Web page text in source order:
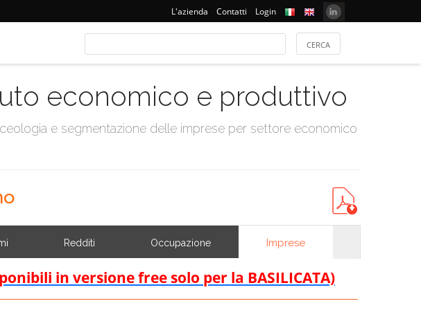
L'azienda Contatti Login
economico e produttivo
e segmentazione delle imprese per settore economico
Redditi Occupazione Imprese
in versione free solo per la BASILICATA)